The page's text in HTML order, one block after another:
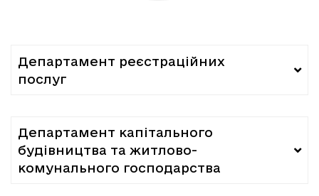
Департамент реєстраційних
послуг
Департамент капітального
будівництва та житлово-
комунального господарства